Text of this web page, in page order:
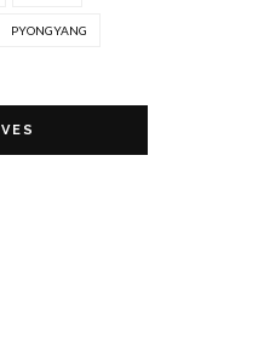
PYONGYANG